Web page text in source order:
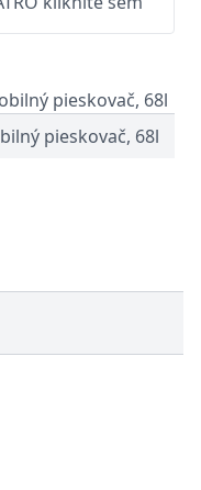
pieskovač, 68l